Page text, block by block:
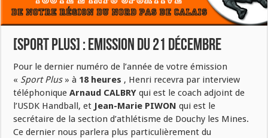
[SPORT PLUS] : Emission du 21 décembre
Pour le dernier numéro de l’année de votre émission
« Sport Plus» à 18 heures , Henri recevra par interview
téléphoniqueArnaud CALBRY qui est le coach adjoint de
l’USDK Handball, et Jean-Marie PIWON qui est le
secrétaire de la section d’athlétisme de Douchy les Mines.
Ce dernier nous parlera plus particulièrement du